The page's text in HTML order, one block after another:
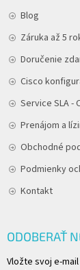
Blog
Záruka až 5
Doručenie
Cisco
Service SLA -
Prenájom a
Obchodné
Podmienky
Kontakt
ODOBERAŤ
Vložte svoj e-